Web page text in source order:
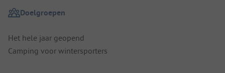
Doelgroepen
Het hele jaar geopend
Camping voor wintersporters